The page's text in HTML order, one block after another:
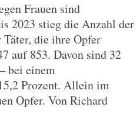
Frauen sind
2023 stieg die Anzahl der
die ihre Opfer
auf 853. Davon sind 32
bei einem
Prozent. Allein im
Opfer. Von Richard